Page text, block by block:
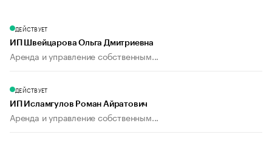
ДЕЙСТВУЕТ
ИП Швейцарова Ольга Дмитриевна
Аренда и управление собственным...
ДЕЙСТВУЕТ
ИП Исламгулов Роман Айратович
Аренда и управление собственным...